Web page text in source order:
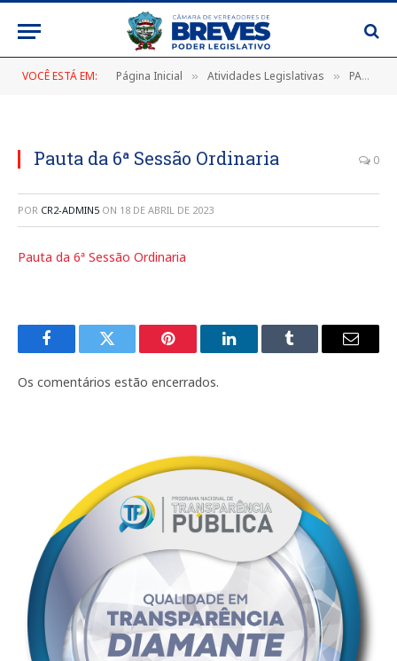
VOCÊ ESTÁ EM: Página Inicial » Atividades Legislativas » PAUTA DA 6ª SESSÃO ORDINÁRIA, DE 23 DE FEVEREIRO DE 2023
Pauta da 6ª Sessão Ordinaria 0
POR CR2-ADMIN5 ON 18 DE ABRIL DE 2023
Pauta da 6ª Sessão Ordinaria
FacebookTwitter Pinterest LinkedInTumblr
E-
Os comentários estão encerrados.